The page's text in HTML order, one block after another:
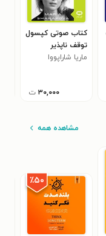
کتاب صوتی کپسول
توقف ناپذیر
ماریا شاراپووا
۳۰,۰۰۰ ت
مشاهده همه
٪۵۰